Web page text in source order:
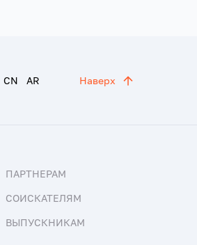
CN AR Наверх
ПАРТНЕРАМ
СОИСКАТЕЛЯМ
ВЫПУСКНИКАМ